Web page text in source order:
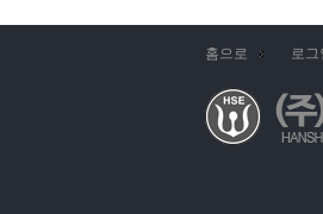
홈으로 로그